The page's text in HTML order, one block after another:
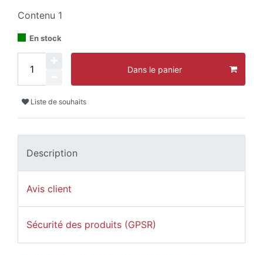
Contenu 1
En stock
Dans le panier
Liste de souhaits
Description
Avis client
Sécurité des produits (GPSR)